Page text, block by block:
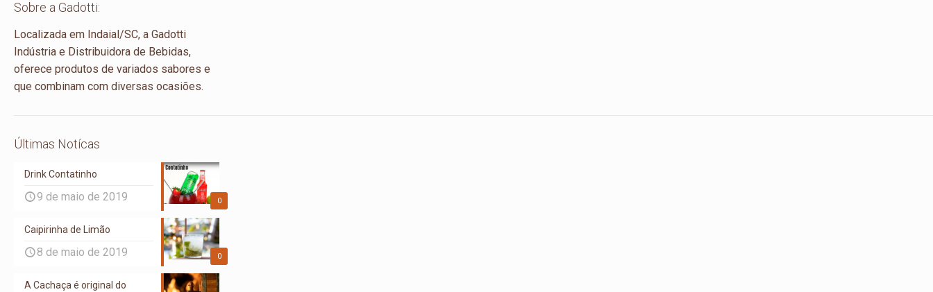
Sobre a Gadotti:
Localizada em Indaial/SC, a Gadotti
Indústria e Distribuidora de Bebidas,
oferece produtos de variados sabores e
que combinam com diversas ocasiões.
Últimas Notícas
0
Drink Contatinho
9 de maio de 2019
0
Caipirinha de Limão
8 de maio de 2019
A Cachaça é original do